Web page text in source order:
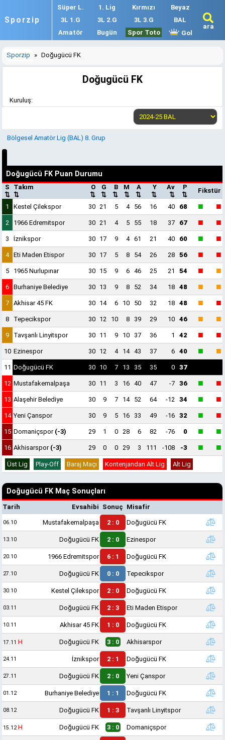
Sporzip
Süper L. 1. Lig Kırmızı
Beyaz
3L 1.G
3L 2.G 3L 3.G
BAL
Amatör
Bugün Spor Toto Gol
ara
Sporzip » Doğugücü FK
Doğugücü FK
Kuruluş:
Bölgesel Amatör Lig (BAL) 8. Grup
Doğugücü FK Puan Durumu
S
⇅
Takım
⇅
O
⇅
G
⇅
B
⇅
M
⇅
A
⇅
Y
⇅
Av
⇅
P
⇅
Fikstür
1 Kestel Çilekspor 30 21 5 4 56 16 40 68 ■ ■
2 1966 Edremitspor 30 21 4 5 55 18 37 67 ■ ■
3 İznikspor 30 17 9 4 61 21 40 60 ■ ■
4 Eti Maden Etispor 30 17 5 8 54 26 28 56 ■ ■
5 1965 Nurlupınar 30 15 9 6 46 25 21 54 ■ ■
6 Burhaniye Belediye 30 13 9 8 52 34 18 48 ■ ■
7 Akhisar 45 FK 30 14 6 10 50 32 18 48 ■ ■
8 Tepecikspor 30 12 10 8 39 29 10 46 ■ ■
9 Tavşanlı Linyitspor 30 11 9 10 37 36 1 42 ■ ■
10 Ezinespor 30 12 4 14 43 37 6 40 ■ ■
11 Doğugücü FK 30 10 7 13 35 35 0 37
12 Mustafakemalpaşa 30 11 3 16 40 47 -7 36 ■ ■
13 Alaşehir Belediye 30 9 7 14 52 64 -12 34 ■ ■
14 Yeni Çanspor 30 9 5 16 33 49 -16 32 ■ ■
15 Domaniçspor (-3) 29 1 0 28 6 82 -76 0 ■ ■
16 Akhisarspor (-3) 29 0 0 29 3 111 -108 -3 ■ ■
Üst Lig Play-Off Baraj Maçı Kontenjandan Alt Lig Alt Lig
Doğugücü FK Maç Sonuçları
Tarih Evsahibi Sonuç Misafir
06.10 Mustafakemalpaşa 2 : 0 Doğugücü FK
13.10 Doğugücü FK 2 : 0 Ezinespor
20.10 1966 Edremitspor 6 : 1 Doğugücü FK
27.10 Doğugücü FK 0 : 0 Tepecikspor
30.10 Kestel Çilekspor 2 : 0 Doğugücü FK
03.11 Doğugücü FK 2 : 3 Eti Maden Etispor
10.11 Akhisar 45 FK 1 : 0 Doğugücü FK
17.11 H Doğugücü FK 3 : 0 Akhisarspor
24.11 İznikspor 2 : 1 Doğugücü FK
27.11 Doğugücü FK 2 : 0 Yeni Çanspor
01.12 Burhaniye Belediye 1 : 1 Doğugücü FK
08.12 Doğugücü FK 1 : 3 Tavşanlı Linyitspor
15.12 H Doğugücü FK 3 : 0 Domaniçspor